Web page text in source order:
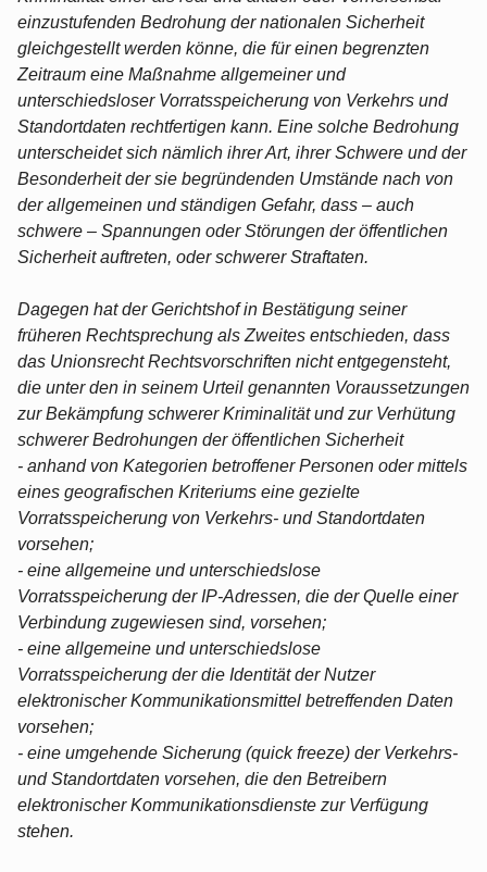
einzustufenden Bedrohung der nationalen Sicherheit
gleichgestellt werden könne, die für einen begrenzten
Zeitraum eine Maßnahme allgemeiner und
unterschiedsloser Vorratsspeicherung von Verkehrs und
Standortdaten rechtfertigen kann. Eine solche Bedrohung
unterscheidet sich nämlich ihrer Art, ihrer Schwere und der
Besonderheit der sie begründenden Umstände nach von
der allgemeinen und ständigen Gefahr, dass – auch
schwere – Spannungen oder Störungen der öffentlichen
Sicherheit auftreten, oder schwerer Straftaten.
Dagegen hat der Gerichtshof in Bestätigung seiner
früheren Rechtsprechung als Zweites entschieden, dass
das Unionsrecht Rechtsvorschriften nicht entgegensteht,
die unter den in seinem Urteil genannten Voraussetzungen
zur Bekämpfung schwerer Kriminalität und zur Verhütung
schwerer Bedrohungen der öffentlichen Sicherheit
- anhand von Kategorien betroffener Personen oder mittels
eines geografischen Kriteriums eine gezielte
Vorratsspeicherung von Verkehrs- und Standortdaten
vorsehen;
- eine allgemeine und unterschiedslose
Vorratsspeicherung der IP-Adressen, die der Quelle einer
Verbindung zugewiesen sind, vorsehen;
- eine allgemeine und unterschiedslose
Vorratsspeicherung der die Identität der Nutzer
elektronischer Kommunikationsmittel betreffenden Daten
vorsehen;
- eine umgehende Sicherung (quick freeze) der Verkehrs-
und Standortdaten vorsehen, die den Betreibern
elektronischer Kommunikationsdienste zur Verfügung
stehen.